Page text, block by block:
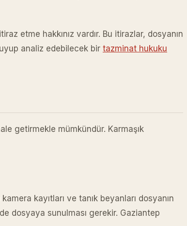
etme hakkınız vardır. Bu itirazlar, dosyanın
analiz edebilecek bir tazminat hukuku
getirmekle mümkündür. Karmaşık
kayıtları ve tanık beyanları dosyanın
dosyaya sunulması gerekir. Gaziantep